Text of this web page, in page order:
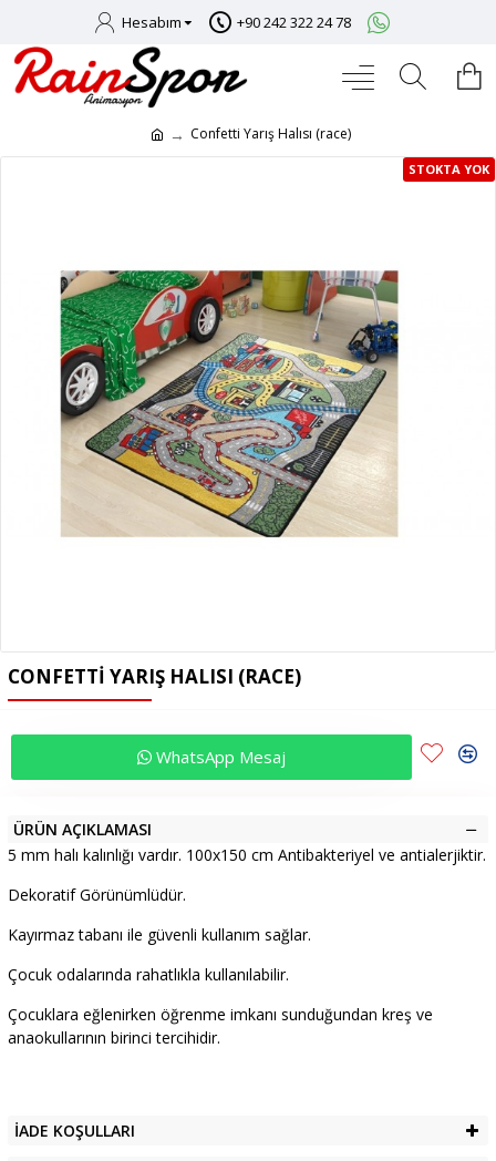
Hesabım +90 242 322 24 78
Confetti Yarış Halısı (race)
STOKTA YOK
CONFETTI YARIŞ HALISI (RACE)
WhatsApp Mesaj
ÜRÜN AÇIKLAMASI
5 mm halı kalınlığı vardır. 100x150 cm Antibakteriyel ve antialerjiktir.
Dekoratif Görünümlüdür.
Kayırmaz tabanı ile güvenli kullanım sağlar.
Çocuk odalarında rahatlıkla kullanılabilir.
Çocuklara eğlenirken öğrenme imkanı sunduğundan kreş ve
anaokullarının birinci tercihidir.
İADE KOŞULLARI